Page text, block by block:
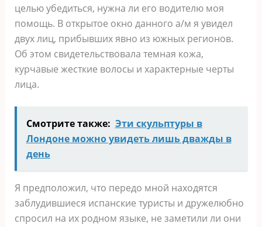
целью убедиться, нужна ли его водителю моя
помощь. В открытое окно данного а/м я увидел
двух лиц, прибывших явно из южных регионов.
Об этом свидетельствовала темная кожа,
курчавые жесткие волосы и характерные черты
лица.
Смотрите также: Эти скульптуры в
Лондоне можно увидеть лишь дважды в
день
Я предположил, что передо мной находятся
заблудившиеся испанские туристы и дружелюбно
спросил на их родном языке, не заметили ли они